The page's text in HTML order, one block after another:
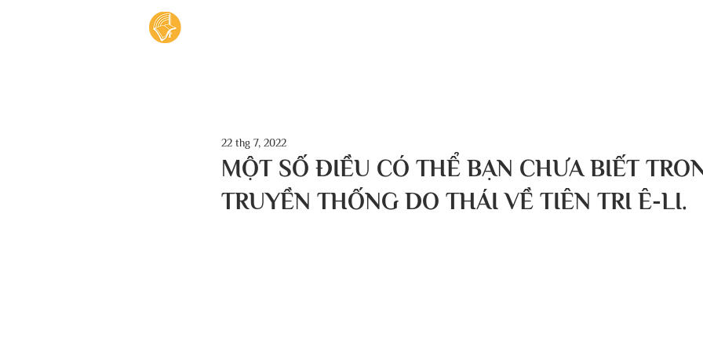
MỘT SỐ ĐIỀU CÓ THỂ BẠN CHƯA BIẾT
TRUYỀN THỐNG DO THÁI VỀ TIÊN TRI Ê-LI.
22 thg 7, 2022